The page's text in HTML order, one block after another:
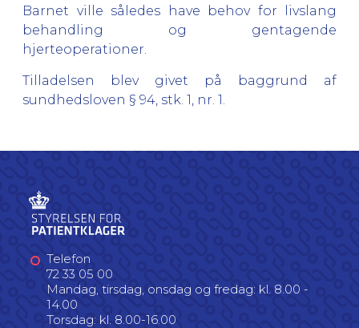
Barnet ville således have behov for livslang
behandling og gentagende
hjerteoperationer.
Tilladelsen blev givet på baggrund af
sundhedsloven § 94, stk. 1, nr. 1.
Telefon
72 33 05 00
Mandag, tirsdag, onsdag og fredag: kl. 8.00 -
14.00
Torsdag: kl. 8.00-16.00